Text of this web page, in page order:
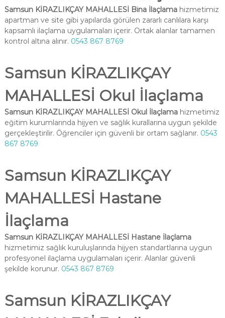
Samsun KİRAZLIKÇAY MAHALLESİ Bina İlaçlamahizmetimiz
apartman ve site gibi yapılarda görülen zararlı canlılara karşı
kapsamlı ilaçlama uygulamaları içerir. Ortak alanlar tamamen
kontrol altına alınır. 0543 867 8769
Samsun KİRAZLIKÇAY
MAHALLESİ Okul İlaçlama
Samsun KİRAZLIKÇAY MAHALLESİ Okul İlaçlamahizmetimiz
eğitim kurumlarında hijyen ve sağlık kurallarına uygun şekilde
gerçekleştirilir. Öğrenciler için güvenli bir ortam sağlanır. 0543
867 8769
Samsun KİRAZLIKÇAY
MAHALLESİ Hastane
İlaçlama
Samsun KİRAZLIKÇAY MAHALLESİ Hastane İlaçlama
hizmetimiz sağlık kuruluşlarında hijyen standartlarına uygun
profesyonel ilaçlama uygulamaları içerir. Alanlar güvenli
şekilde korunur. 0543 867 8769
Samsun KİRAZLIKÇAY